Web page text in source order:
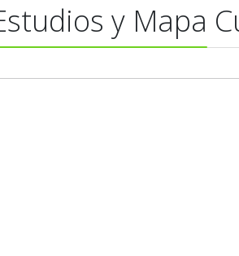
y Mapa